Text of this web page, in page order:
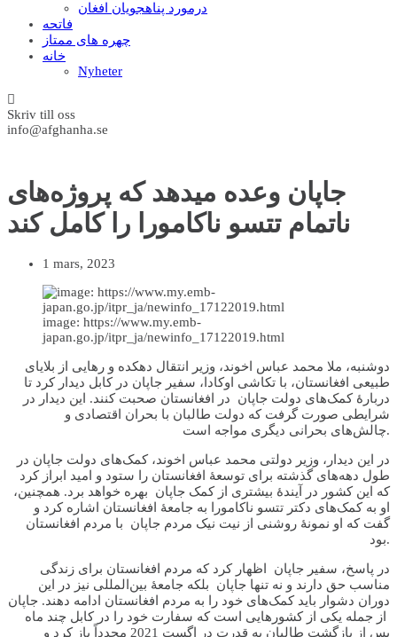
درمورد پناهجويان افغان
فاتحه
چهره های ممتاز
خانه
Nyheter
Skriv till oss
info@afghanha.se
جاپان وعده میدهد که پروژه‌های
ناتمام تتسو ناکامورا را کامل کند
1 mars, 2023
image: https://www.my.emb-
japan.go.jp/itpr_ja/newinfo_17122019.html
دوشنبه، ملا محمد عباس اخوند، وزیر انتقال دهکده و رهایی از بلایای
طبیعی افغانستان، با تکاشی اوکادا، سفیر جاپان در کابل دیدار کرد تا
دربارهٔ کمک‌های دولت جاپان در افغانستان صحبت کنند. این دیدار در
شرایطی صورت گرفت که دولت طالبان با بحران اقتصادی و
چالش‌های بحرانی دیگری مواجه است.
در این دیدار، وزیر دولتی محمد عباس اخوند، کمک‌های دولت جاپان در
طول دهه‌های گذشته برای توسعهٔ افغانستان را ستود و امید ابراز کرد
که این کشور در آیندهٔ بیشتری از کمک جاپان بهره خواهد برد. همچنین،
او به کمک‌های دکتر تتسو ناکامورا به جامعهٔ افغانستان اشاره کرد و
گفت که او نمونهٔ روشنی از نیت نیک مردم جاپان با مردم افغانستان
بود.
در پاسخ، سفیر جاپان اظهار کرد که مردم افغانستان برای زندگی
مناسب حق دارند و نه تنها جاپان بلکه جامعهٔ بین‌المللی نیز در این
دوران دشوار باید کمک‌های خود را به مردم افغانستان ادامه دهند. جاپان
از جمله یکی از کشورهایی است که سفارت خود را در کابل چند ماه
پس از بازگشت طالبان به قدرت در اگست 2021 مجدداً باز کرد و